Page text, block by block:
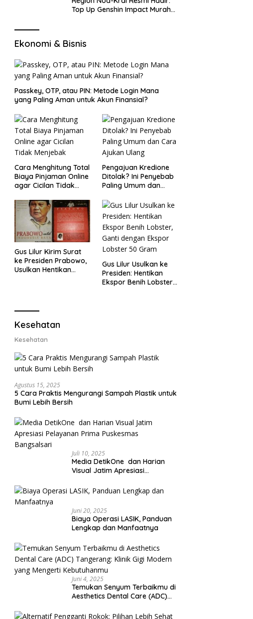
Top Up Genshin Impact Murah
Ekonomi & Bisnis
Passkey, OTP, atau PIN: Metode Login Mana
yang Paling Aman untuk Akun Finansial?
Cara Menghitung Total
Biaya Pinjaman Online
agar Cicilan Tidak
Pengajuan Kredione
Ditolak? Ini Penyebab
Paling Umum dan
Gus Lilur Kirim Surat
ke Presiden Prabowo,
Usulkan Hentikan
Gus Lilur Usulkan ke
Presiden: Hentikan
Ekspor Benih Lobster,
Kesehatan
Kesehatan
Agustus 15, 2025
5 Cara Praktis Mengurangi Sampah Plastik untuk
Bumi Lebih Bersih
Juli 10, 2025
Media DetikOne dan Harian
Visual Jatim Apresiasi
Bangsalsari
Juni 20, 2025
Biaya Operasi LASIK, Panduan
Lengkap dan Manfaatnya
Juni 4, 2025
Temukan Senyum Terbaikmu di
Aesthetics Dental Care (ADC)
yang Mengerti Kebutuhanmu